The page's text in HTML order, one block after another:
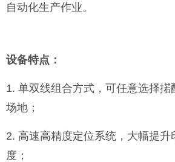
自动化生产作业。
设备特点：
1. 单双线组合方式，可任意选择掿
场地；
2. 高速高精度定位系统，大幅提升
度；